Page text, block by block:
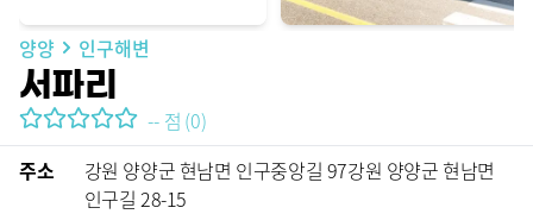
양양 인구해변
서파리
-- 점 (0)
주소
강원 양양군 현남면 인구중앙길 97강원 양양군 현남면
인구길 28-15